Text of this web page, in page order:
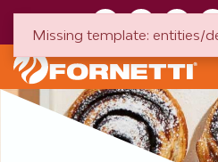
Missing template: entities/